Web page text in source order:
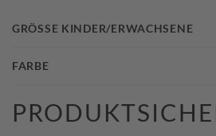
GRÖSSE KINDER/ERWACHSENE
FARBE